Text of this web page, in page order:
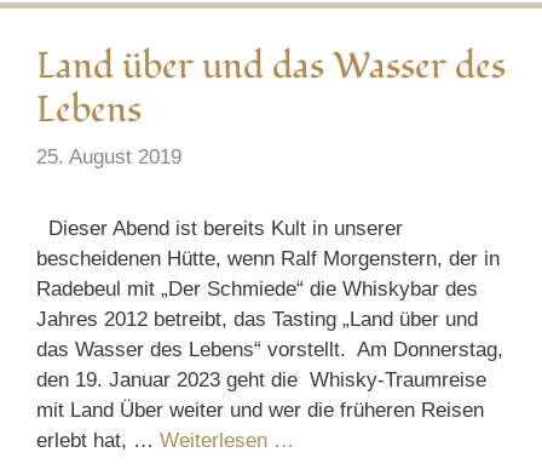
Land über und das Wasser des
Lebens
25. August 2019
Dieser Abend ist bereits Kult in unserer
bescheidenen Hütte, wenn Ralf Morgenstern, der in
Radebeul mit „Der Schmiede“ die Whiskybar des
Jahres 2012 betreibt, das Tasting „Land über und
das Wasser des Lebens“ vorstellt. Am Donnerstag,
den 19. Januar 2023 geht die Whisky-Traumreise
mit Land Über weiter und wer die früheren Reisen
erlebt hat, … Weiterlesen …